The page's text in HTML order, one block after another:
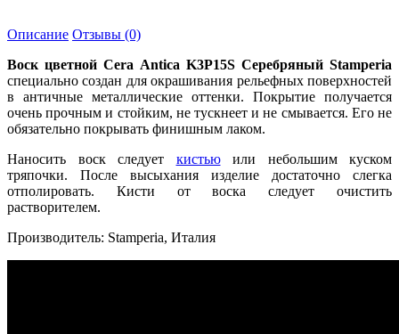
Описание Отзывы (0)
Воск цветной Cera Antica K3P15S Серебряный Stamperia
специально создан для окрашивания рельефных поверхностей
в античные металлические оттенки. Покрытие получается
очень прочным и стойким, не тускнеет и не смывается. Его не
обязательно покрывать финишным лаком.
Наносить воск следует кистьюили небольшим куском
тряпочки. После высыхания изделие достаточно слегка
отполировать. Кисти от воска следует очистить
растворителем.
Производитель: Stamperia, Италия